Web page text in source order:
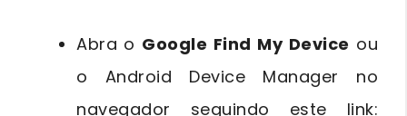
Abra o Google Find My Device ou
o Android Device Manager no
navegador seguindo este link: